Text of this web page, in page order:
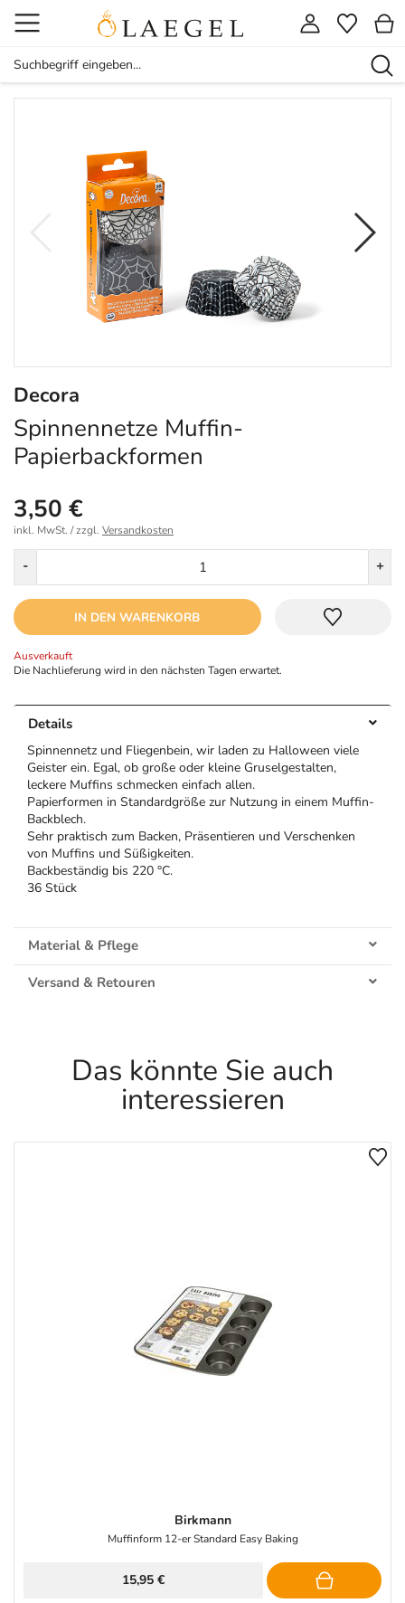
Decora
Spinnennetze Muffin-
Papierbackformen
3,50 €
inkl. MwSt. / zzgl. Versandkosten
- +
IN DEN WARENKORB
Ausverkauft
Die Nachlieferung wird in den nächsten Tagen erwartet.
Details
Spinnennetz und Fliegenbein, wir laden zu Halloween viele
Geister ein. Egal, ob große oder kleine Gruselgestalten,
leckere Muffins schmecken einfach allen.
Papierformen in Standardgröße zur Nutzung in einem Muffin-
Backblech.
Sehr praktisch zum Backen, Präsentieren und Verschenken
von Muffins und Süßigkeiten.
Backbeständig bis 220 °C.
36 Stück
Material & Pflege
Versand & Retouren
Das könnte Sie auch
interessieren
Birkmann
Muffinform 12-er Standard Easy Baking
15,95 €